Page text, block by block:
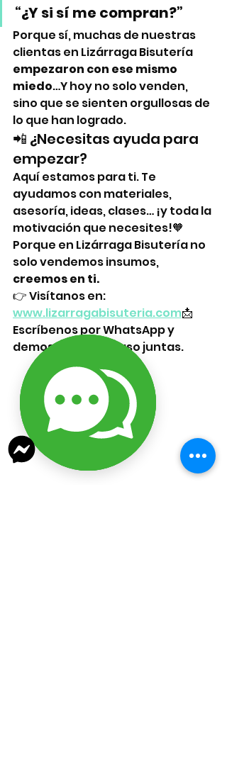
“¿Y si sí me compran?”
Porque sí, muchas de nuestras
clientas en Lizárraga Bisutería
empezaron con ese mismo
miedo…Y hoy no solo venden,
sino que se sienten orgullosas de
lo que han logrado.
📲 ¿Necesitas ayuda para
empezar?
Aquí estamos para ti. Te
ayudamos con materiales,
asesoría, ideas, clases… ¡y toda la
motivación que necesites!🧡
Porque en Lizárraga Bisutería no
solo vendemos insumos,
creemos en ti.
👉 Visítanos en:
www.lizarragabisuteria.com📩
Escríbenos por WhatsApp y
demos el primer paso juntas.